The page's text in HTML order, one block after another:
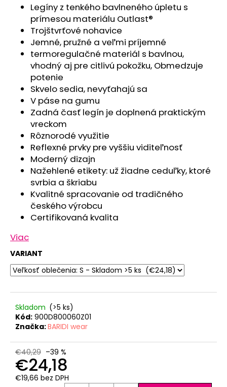
Legíny z tenkého bavlneného úpletu s
prímesou materiálu Outlast®
Trojštvrťové nohavice
Jemné, pružné a veľmi príjemné
termoregulačné materiál s bavlnou,
vhodný aj pre citlivú pokožku, Obmedzuje
potenie
Skvelo sedia, nevyťahajú sa
V páse na gumu
Zadná časť legín je doplnená praktickým
vreckom
Rôznorodé využitie
Reflexné prvky pre vyššiu viditeľnosť
Moderný dizajn
Nažehlené etikety: už žiadne ceduľky, ktoré
svrbia a škriabu
Kvalitné spracovanie od tradičného
českého výrobcu
Certifikovaná kvalita
Viac
VARIANT
Skladom (>5 ks)
Kód: 900D800060Z01
Značka:BARIDI wear
€40,29 –39 %
€24,18
€19,66 bez DPH
ŠILTOVKA
TENKÁ
OUTLAST®
SV.MENTOLOVÁ
€11,06
Pôvodne:
€13,82